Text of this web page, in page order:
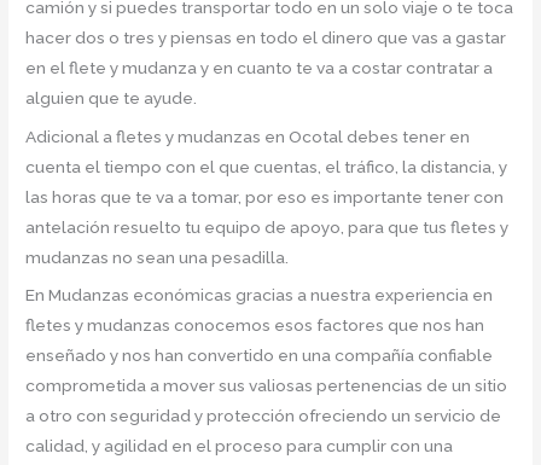
camión y si puedes transportar todo en un solo viaje o te toca
hacer dos o tres y piensas en todo el dinero que vas a gastar
en el flete y mudanza y en cuanto te va a costar contratar a
alguien que te ayude.
Adicional a fletes y mudanzas en Ocotal debes tener en
cuenta el tiempo con el que cuentas, el tráfico, la distancia, y
las horas que te va a tomar, por eso es importante tener con
antelación resuelto tu equipo de apoyo, para que tus fletes y
mudanzas no sean una pesadilla.
En Mudanzas económicas gracias a nuestra experiencia en
fletes y mudanzas conocemos esos factores que nos han
enseñado y nos han convertido en una compañía confiable
comprometida a mover sus valiosas pertenencias de un sitio
a otro con seguridad y protección ofreciendo un servicio de
calidad, y agilidad en el proceso para cumplir con una